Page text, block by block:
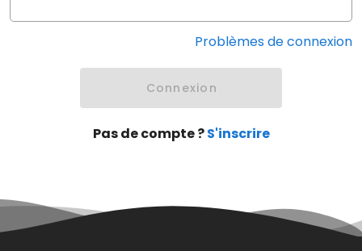
Problèmes de connexion
Connexion
Pas de compte ?S'inscrire